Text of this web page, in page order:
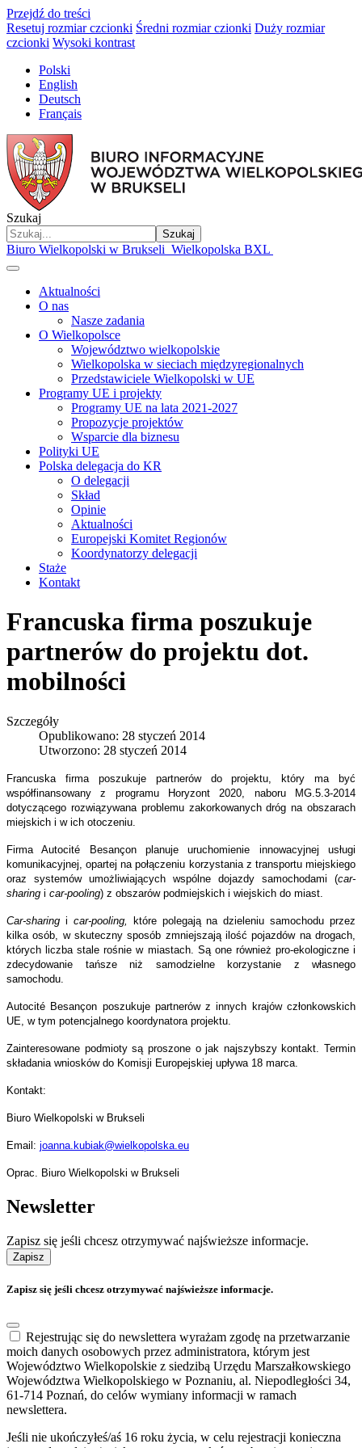
Przejdź do treści
Resetuj rozmiar czcionki Średni rozmiar czionki Duży rozmiar
czcionki Wysoki kontrast
Polski
English
Deutsch
Français
Szukaj
Szukaj
Biuro Wielkopolski w Brukseli Wielkopolska BXL
Aktualności
O nas
Nasze zadania
O Wielkopolsce
Województwo wielkopolskie
Wielkopolska w sieciach międzyregionalnych
Przedstawiciele Wielkopolski w UE
Programy UE i projekty
Programy UE na lata 2021-2027
Propozycje projektów
Wsparcie dla biznesu
Polityki UE
Polska delegacja do KR
O delegacji
Skład
Opinie
Aktualności
Europejski Komitet Regionów
Koordynatorzy delegacji
Staże
Kontakt
Francuska firma poszukuje
partnerów do projektu dot.
mobilności
Szczegóły
Opublikowano: 28 styczeń 2014
Utworzono: 28 styczeń 2014
Francuska firma poszukuje partnerów do projektu, który ma być
współfinansowany z programu Horyzont 2020, naboru MG.5.3-2014
dotyczącego rozwiązywana problemu zakorkowanych dróg na obszarach
miejskich i w ich otoczeniu.
Firma Autocité Besançon planuje uruchomienie innowacyjnej usługi
komunikacyjnej, opartej na połączeniu korzystania z transportu miejskiego
oraz systemów umożliwiających wspólne dojazdy samochodami (car-
sharing i car-pooling) z obszarów podmiejskich i wiejskich do miast.
Car-sharing i car-pooling,
które polegają na dzieleniu samochodu przez
kilka osób, w skuteczny sposób zmniejszają ilość pojazdów na drogach,
których liczba stale rośnie w miastach. Są one również pro-ekologiczne i
zdecydowanie tańsze niż samodzielne korzystanie z własnego
samochodu.
Autocité Besançon poszukuje partnerów z innych krajów członkowskich
UE, w tym potencjalnego koordynatora projektu.
Zainteresowane podmioty są proszone o jak najszybszy kontakt. Termin
składania wniosków do Komisji Europejskiej upływa 18 marca.
Kontakt:
Biuro Wielkopolski w Brukseli
Email: joanna.kubiak@wielkopolska.eu
Oprac. Biuro Wielkopolski w Brukseli
Newsletter
Zapisz się jeśli chcesz otrzymywać najświeższe informacje.
Zapisz
Zapisz się jeśli chcesz otrzymywać najświeższe informacje.
Rejestrując się do newslettera wyrażam zgodę na przetwarzanie
moich danych osobowych przez administratora, którym jest
Województwo Wielkopolskie z siedzibą Urzędu Marszałkowskiego
Województwa Wielkopolskiego w Poznaniu, al. Niepodległości 34,
61-714 Poznań, do celów wymiany informacji w ramach
newslettera.
Jeśli nie ukończyłeś/aś 16 roku życia, w celu rejestracji konieczna